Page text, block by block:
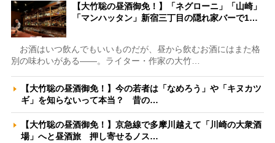
【大竹聡の昼酒御免！】「ネグローニ」「山崎」
「マンハッタン」新宿三丁目の隠れ家バーで1…
お酒はいつ飲んでもいいものだが、昼から飲むお酒にはまた格
別の味わいがある――。ライター・作家の大竹…
【大竹聡の昼酒御免！】今の若者は「なめろう」や「キヌカツ
ギ」を知らないって本当？ 昔の…
【大竹聡の昼酒御免！】京急線で多摩川越えて「川崎の大衆酒
場」へと昼酒旅 押し寄せるノス…